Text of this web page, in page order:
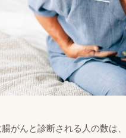
がんと診断される人の数は